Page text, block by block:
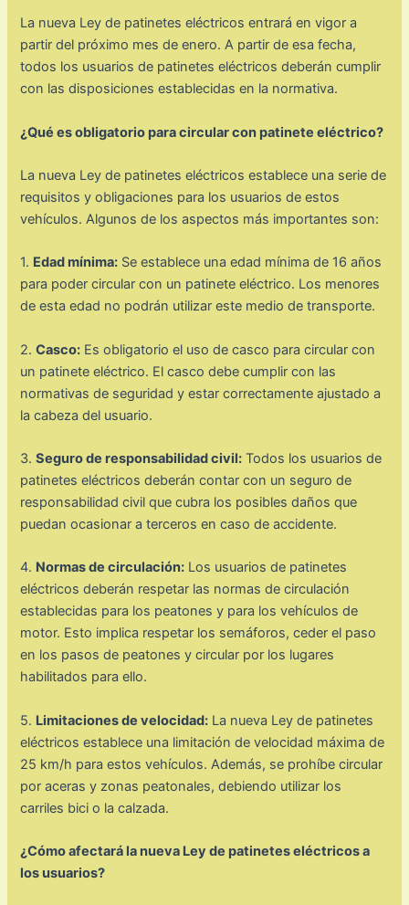
La nueva Ley de patinetes eléctricos entrará en vigor a
partir del próximo mes de enero. A partir de esa fecha,
todos los usuarios de patinetes eléctricos deberán cumplir
con las disposiciones establecidas en la normativa.
¿Qué es obligatorio para circular con patinete eléctrico?
La nueva Ley de patinetes eléctricos establece una serie de
requisitos y obligaciones para los usuarios de estos
vehículos. Algunos de los aspectos más importantes son:
1. Edad mínima: Se establece una edad mínima de 16 años
para poder circular con un patinete eléctrico. Los menores
de esta edad no podrán utilizar este medio de transporte.
2.Casco: Es obligatorio el uso de casco para circular con
un patinete eléctrico. El casco debe cumplir con las
normativas de seguridad y estar correctamente ajustado a
la cabeza del usuario.
3.Seguro de responsabilidad civil: Todos los usuarios de
patinetes eléctricos deberán contar con un seguro de
responsabilidad civil que cubra los posibles daños que
puedan ocasionar a terceros en caso de accidente.
4. Normas de circulación: Los usuarios de patinetes
eléctricos deberán respetar las normas de circulación
establecidas para los peatones y para los vehículos de
motor. Esto implica respetar los semáforos, ceder el paso
en los pasos de peatones y circular por los lugares
habilitados para ello.
5. Limitaciones de velocidad: La nueva Ley de patinetes
eléctricos establece una limitación de velocidad máxima de
25 km/h para estos vehículos. Además, se prohíbe circular
por aceras y zonas peatonales, debiendo utilizar los
carriles bici o la calzada.
¿Cómo afectará la nueva Ley de patinetes eléctricos a
los usuarios?